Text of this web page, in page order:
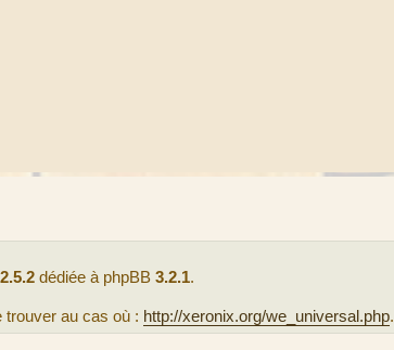
2.5.2 dédiée à phpBB 3.2.1.
trouver au cas où : http://xeronix.org/we_universal.php.